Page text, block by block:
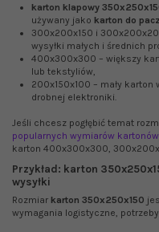
karton klapowy
używany jako karton do
300x200x150 i
wysyłki małych i średnich
400x300x300 – większy
lub tekstyliów,
200x150x100 – mały
drobnej elektroniki.
Jeśli chcesz pogłębić temat
popularnych wymiarów
karton 400x300x300,
Przykład: karton
wysyłki
Rozmiar karton 350x250x150
wymagania logistyczne,